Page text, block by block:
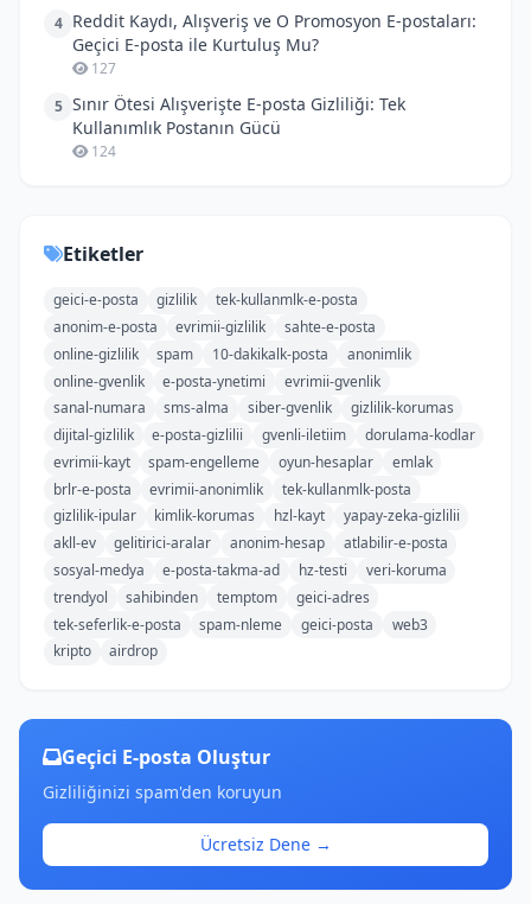
4 Reddit Kaydı, Alışveriş ve O Promosyon E-postaları:
Geçici E-posta ile Kurtuluş Mu?
127
5 Sınır Ötesi Alışverişte E-posta Gizliliği: Tek
Kullanımlık Postanın Gücü
124
Etiketler
geici-e-posta gizlilik
tek-kullanmlk-e-posta
anonim-e-posta
evrimii-gizlilik
sahte-e-posta
online-gizlilik
spam 10-dakikalk-posta
anonimlik
online-gvenlik
e-posta-ynetimi
evrimii-gvenlik
sanal-numara
sms-alma siber-gvenlik
gizlilik-korumas
dijital-gizlilik
e-posta-gizlilii gvenli-iletiim
dorulama-kodlar
evrimii-kayt
spam-engelleme oyun-hesaplar
emlak
brlr-e-posta
evrimii-anonimlik
tek-kullanmlk-posta
gizlilik-ipular
kimlik-korumas hzl-kayt
yapay-zeka-gizlilii
akll-ev
gelitirici-aralar anonim-hesap
atlabilir-e-posta
sosyal-medya
e-posta-takma-ad hz-testi
veri-koruma
trendyol
sahibinden temptom
geici-adres
tek-seferlik-e-posta
spam-nleme geici-posta
web3
kripto
airdrop
Geçici E-posta Oluştur
Gizliliğinizi spam'den koruyun
Ücretsiz Dene →